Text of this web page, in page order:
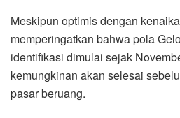
Meskipun optimis dengan
memperingatkan bahwa pola
identifikasi dimulai sejak
kemungkinan akan selesai
pasar beruang.